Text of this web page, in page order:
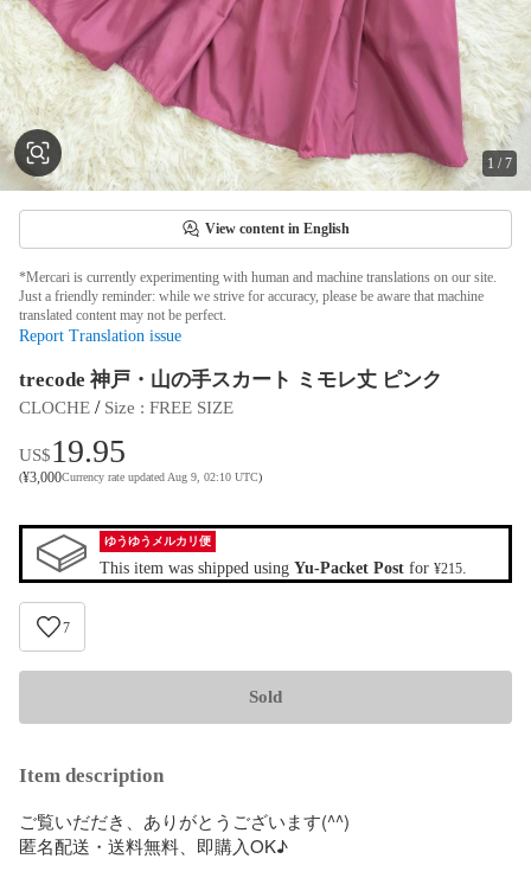
1 /7
View content in English
*Mercari is currently experimenting with human and machine translations on our site.
Just a friendly reminder: while we strive for accuracy, please be aware that machine
translated content may not be perfect.
Report Translation issue
trecode 神戸・山の手スカート ミモレ丈 ピンク
CLOCHE / Size : FREE SIZE
US$19.95
(¥3,000Currency rate updated Aug 9, 02:10 UTC)
ゆうゆうメルカリ便
This item was shipped using Yu-Packet Post for ¥215
7
Sold
Item description
ご覧いだだき、ありがとうございます(^^)
匿名配送・送料無料、即購入OK♪